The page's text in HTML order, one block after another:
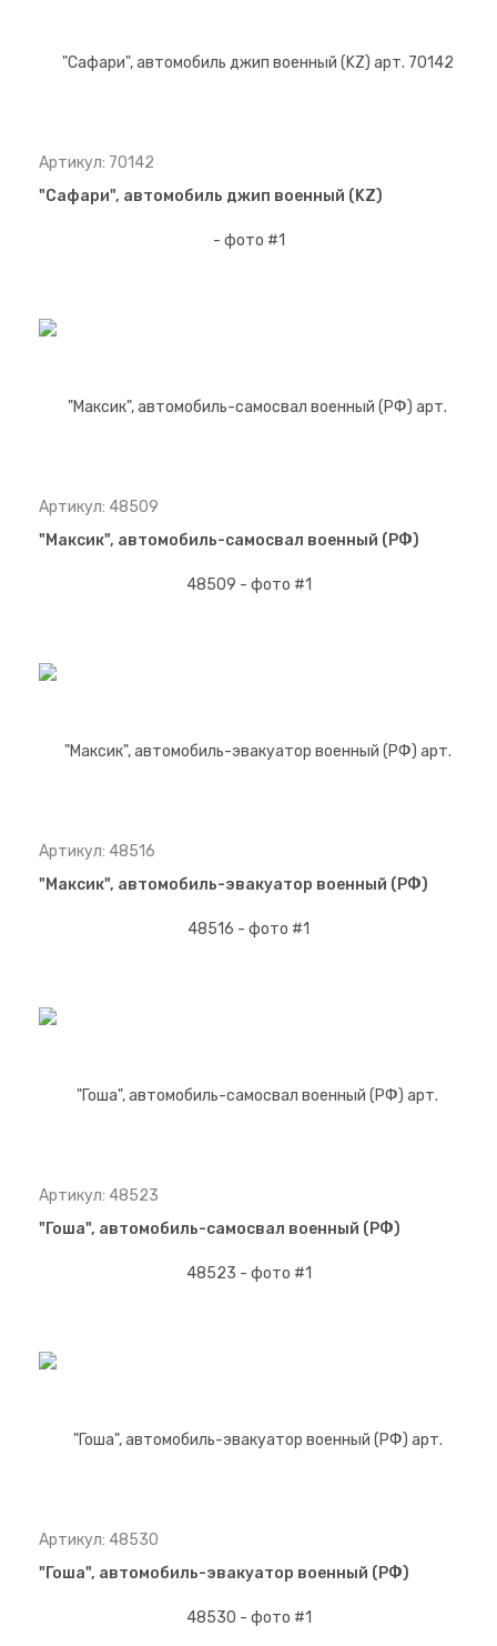
Артикул: 70142
"Сафари", автомобиль джип военный (KZ)
Артикул: 48509
"Максик", автомобиль-самосвал военный (РФ)
Артикул: 48516
"Максик", автомобиль-эвакуатор военный (РФ)
Артикул: 48523
"Гоша", автомобиль-самосвал военный (РФ)
Артикул: 48530
"Гоша", автомобиль-эвакуатор военный (РФ)